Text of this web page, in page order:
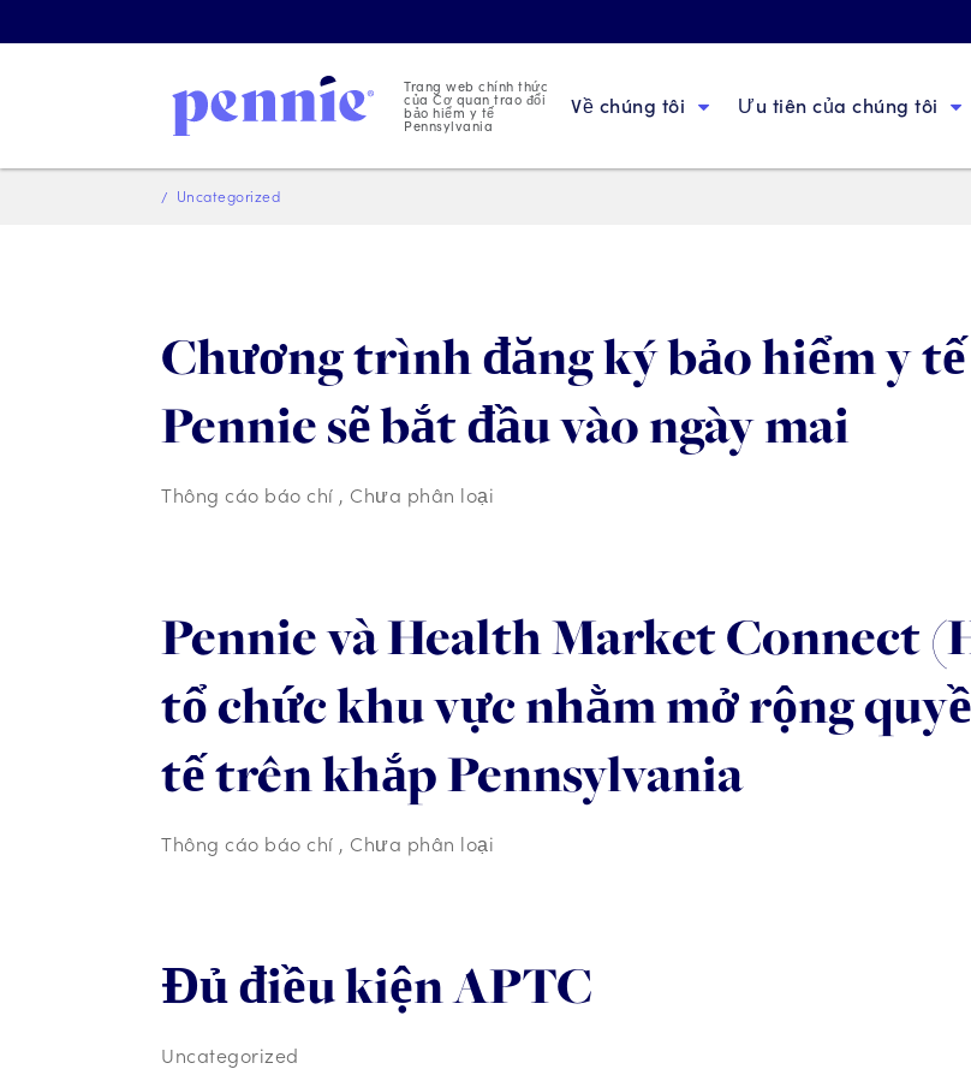
Trang web chính thức
của Cơ quan trao đổi
bảo hiểm y tế
Pennsylvania
Về chúng tôi Ưu tiên của chúng tôi
Uncategorized
Chương trình đăng ký bảo hiểm y
Pennie sẽ bắt đầu vào ngày mai
Thông cáo báo chí , Chưa phân loại
Pennie và Health Market Connect
tổ chức khu vực nhằm mở rộng
tế trên khắp Pennsylvania
Thông cáo báo chí , Chưa phân loại
Đủ điều kiện APTC
Uncategorized